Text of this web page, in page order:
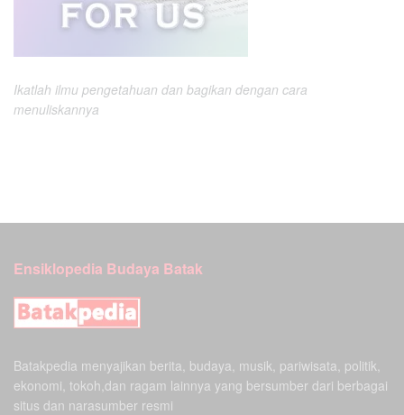
Ikatlah ilmu pengetahuan dan bagikan dengan cara
menuliskannya
Ensiklopedia Budaya Batak
Batakpedia menyajikan berita, budaya, musik, pariwisata, politik,
ekonomi, tokoh,dan ragam lainnya yang bersumber dari berbagai
situs dan narasumber resmi